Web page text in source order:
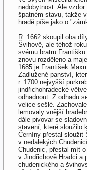
nedobytnost. Ale
špatném stavu, takže
hradě píše jako o
R. 1662 skoupil oba
Švihově, ale téhož
svému bratru
znovu rozděleno a
1685 je František
Zadlužené panství,
r. 1700 nejvyšší
jindřichohradecké
odhadnout. Z odhadu
velice sešlé.
lemovaly vnější
dále pivovar se
stavení, které sloužilo
Černíny přestal sloužit
v nedalekých
Chudenic, přestal mít
v Jindřichově Hradci a
chudenického a